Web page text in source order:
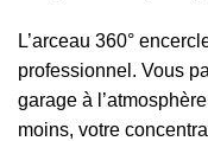
L’arceau 360°
professionnel. Vous
garage à
moins, votre